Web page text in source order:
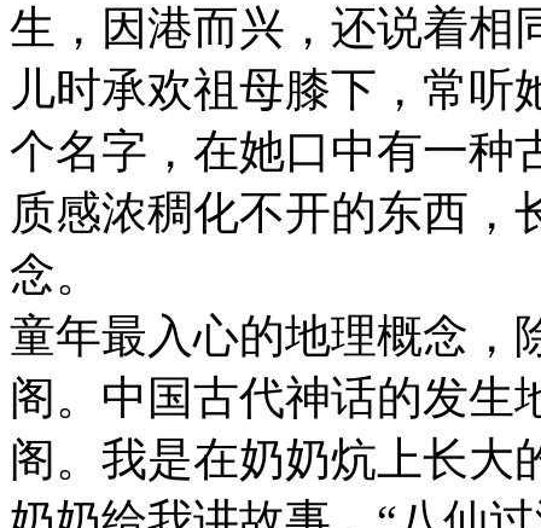
生，因港而兴，还说着相
儿时承欢祖母膝下，常听
个名字，在她口中有一种
质感浓稠化不开的东西，
念。
童年最入心的地理概念，
阁。中国古代神话的发生
阁。我是在奶奶炕上长大